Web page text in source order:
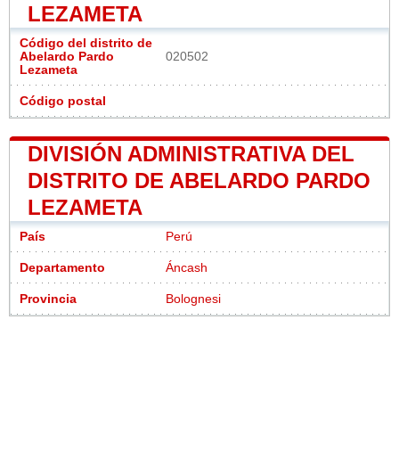
LEZAMETA
Código del distrito de
Abelardo Pardo
Lezameta
020502
Código postal
DIVISIÓN ADMINISTRATIVA DEL
DISTRITO DE ABELARDO PARDO
LEZAMETA
País Perú
Departamento Áncash
Provincia Bolognesi